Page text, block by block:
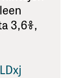
3,6%,